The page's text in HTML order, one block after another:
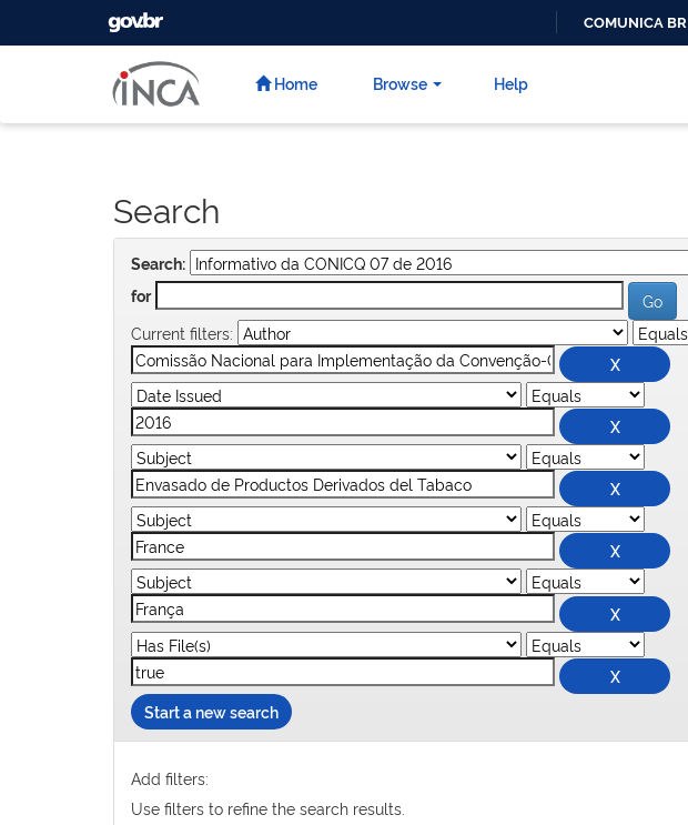
GOVBR
COMUNICA BR
Home Browse Help
Search
Search:
for
Current filters:
Start a new search
Add filters:
Use filters to refine the search results.